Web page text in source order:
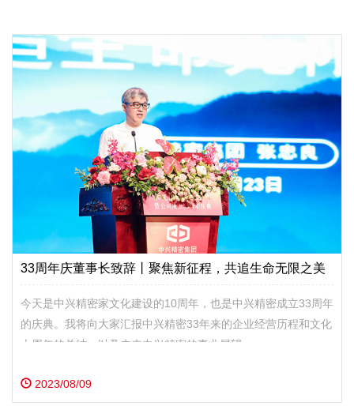
33周年庆董事长致辞丨聚焦新征程，共追生命无限之美
今天是中兴精密家文化建设的10周年，也是中兴精密成立33周年
的庆典。我将向大家汇报中兴精密33年来的企业经营历程和文化
十周年的总结，以及未来中兴精密的事业展望。
2023/08/09